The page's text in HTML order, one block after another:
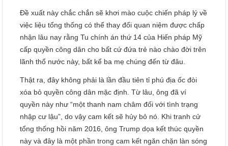
Đề xuất này chắc chắn sẽ khơi mào cuộc chiến pháp lý về
việc liệu tổng thống có thể thay đổi quan niệm được chấp
nhận lâu nay rằng Tu chính án thứ 14 của Hiến pháp Mỹ
cấp quyền công dân cho bất cứ đứa trẻ nào chào đời trên
lãnh thổ nước này, bất kể ba mẹ chúng đến từ đâu.
Thật ra, đây không phải là lần đầu tiên tỉ phú địa ốc đòi
xóa bỏ quyền công dân mặc định. Từ lâu, ông đã ví
quyền này như “một thanh nam châm đối với tình trạng
nhập cư lậu”, do vậy cam kết sẽ hủy bỏ nó. Khi tranh cử
tổng thống hồi năm 2016, ông Trump dọa kết thúc quyền
này và đây là một phần trong cam kết ngăn chặn làn sóng